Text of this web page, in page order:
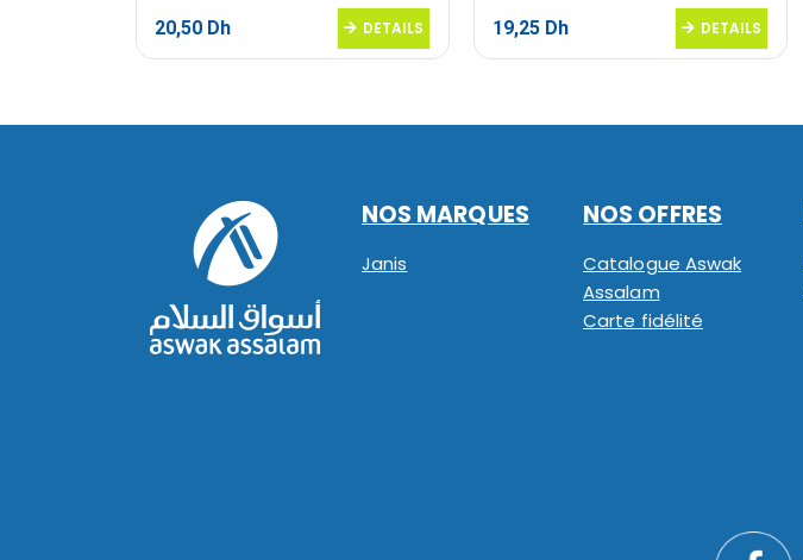
0sur 5
20,50 Dh DETAILS
0sur 5
19,25 Dh DETAILS
NOS MARQUES
Janis
NOS OFFRES
Catalogue Aswak
Assalam
Carte fidélité